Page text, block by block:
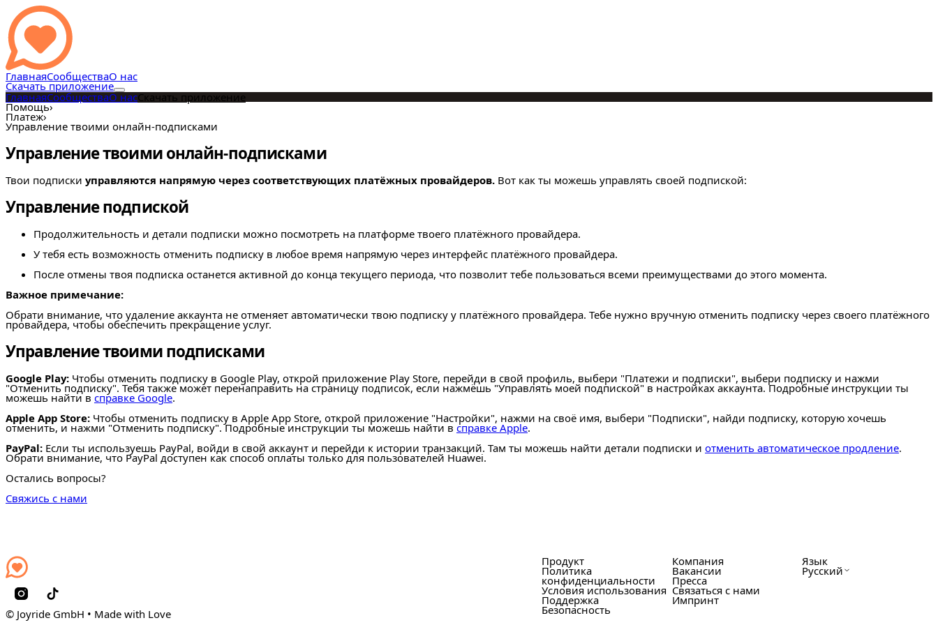
ГлавнаяСообществаО нас
Скачать приложение
ГлавнаяСообществаО насСкачать приложение
Помощь›
Платеж›
Управление твоими онлайн-подписками
Управление твоими онлайн-подписками
Твои подписки управляются напрямую через соответствующих платёжных провайдеров. Вот как ты можешь управлять своей подпиской:
Управление подпиской
Продолжительность и детали подписки можно посмотреть на платформе твоего платёжного провайдера.
У тебя есть возможность отменить подписку в любое время напрямую через интерфейс платёжного провайдера.
После отмены твоя подписка останется активной до конца текущего периода, что позволит тебе пользоваться всеми преимуществами до этого момента.
Важное примечание:
Обрати внимание, что удаление аккаунта не отменяет автоматически твою подписку у платёжного провайдера. Тебе нужно вручную отменить подписку через своего платёжного
провайдера, чтобы обеспечить прекращение услуг.
Управление твоими подписками
Google Play: Чтобы отменить подписку в Google Play, открой приложение Play Store, перейди в свой профиль, выбери "Платежи и подписки", выбери подписку и нажми
"Отменить подписку". Тебя также может перенаправить на страницу подписок, если нажмёшь "Управлять моей подпиской" в настройках аккаунта. Подробные инструкции ты
можешь найти в справке Google.
Apple App Store: Чтобы отменить подписку в Apple App Store, открой приложение "Настройки", нажми на своё имя, выбери "Подписки", найди подписку, которую хочешь
отменить, и нажми "Отменить подписку". Подробные инструкции ты можешь найти в справке Apple.
PayPal: Если ты используешь PayPal, войди в свой аккаунт и перейди к истории транзакций. Там ты можешь найти детали подписки и отменить автоматическое продление.
Обрати внимание, что PayPal доступен как способ оплаты только для пользователей Huawei.
Остались вопросы?
Свяжись с нами
© Joyride GmbH • Made with Love
Продукт
Политика
конфиденциальности
Условия использования
Поддержка
Безопасность
Компания
Вакансии
Пресса
Связаться с нами
Импринт
Язык
Русский